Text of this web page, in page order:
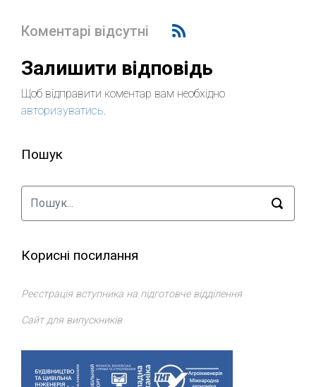
Коментарі відсутні
Залишити відповідь
Щоб відправити коментар вам необхідно
авторизуватись.
Пошук
Корисні посилання
Реєстрація вступника на підготовче відділення
Сайт для випускників